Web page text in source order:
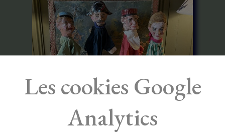
Les cookies Google
Analytics